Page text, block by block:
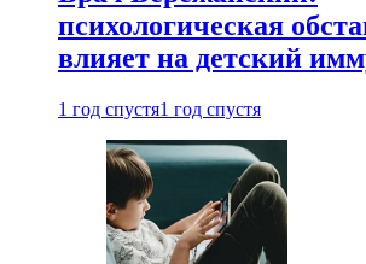
психологическая
влияет на детский
1 год спустя1 год спустя